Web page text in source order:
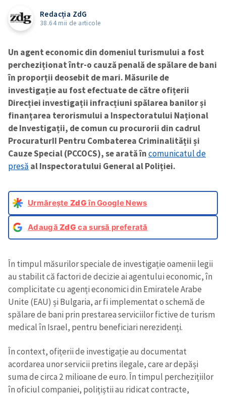
Redacția ZdG
38.64 mii de articole
Un agent economic din domeniul turismului a fost
percheziționat într-o cauză penală de spălare de bani
în proporții deosebit de mari. Măsurile de
investigație au fost efectuate de către ofițerii
Direcției investigații infracțiuni spălarea banilor și
finanțarea terorismului a Inspectoratului Național
de Investigații, de comun cu procurorii din cadrul
ProcuraturII Pentru Combaterea Criminalității și
Cauze Special (PCCOCS), se arată încomunicatul de
presă al Inspectoratului General al Poliției.
Urmărește ZdGîn Google News
AdaugăZdG ca sursă preferată
În timpul măsurilor speciale de investigație oamenii legii
au stabilit că factori de decizie ai agentului economic, în
complicitate cu agenți economici din Emiratele Arabe
Unite (EAU) și Bulgaria, ar fi implementat o schemă de
spălare de bani prin prestarea serviciilor fictive de turism
medical în Israel, pentru beneficiari nerezidenți.
În context, ofițerii de investigație au documentat
acordarea unor servicii pretins ilegale, care ar depăși
suma de circa 2 milioane de euro. În timpul perchezițiilor
în oficiul companiei, polițiștii au ridicat contracte,